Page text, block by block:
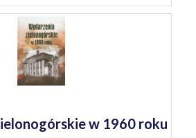
w 1960 roku